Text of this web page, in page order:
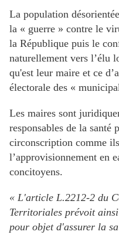
La population
la « guerre » contre le
la République puis le
naturellement vers l’élu
qu'est leur maire et ce
électorale des «
Les maires sont
responsables de la santé
circonscription comme
l’approvisionnement en
concitoyens.
« L'article L.2212-2 du
Territoriales prévoit
pour objet d'assurer la